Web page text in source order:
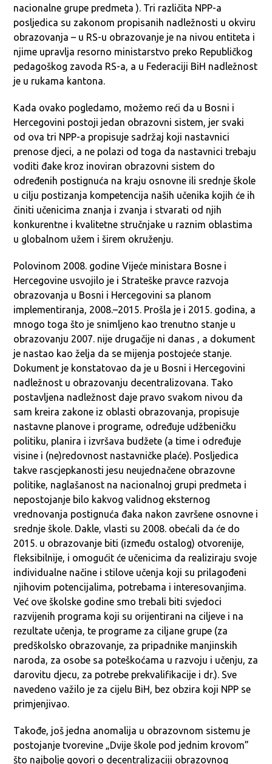
nacionalne grupe predmeta ). Tri različita NPP-a
posljedica su zakonom propisanih nadležnosti u okviru
obrazovanja – u RS-u obrazovanje je na nivou entiteta i
njime upravlja resorno ministarstvo preko Republičkog
pedagoškog zavoda RS-a, a u Federaciji BiH nadležnost
je u rukama kantona.
Kada ovako pogledamo, možemo reći da u Bosni i
Hercegovini postoji jedan obrazovni sistem, jer svaki
od ova tri NPP-a propisuje sadržaj koji nastavnici
prenose djeci, a ne polazi od toga da nastavnici trebaju
voditi đake kroz inoviran obrazovni sistem do
određenih postignuća na kraju osnovne ili srednje škole
u cilju postizanja kompetencija naših učenika kojih će ih
činiti učenicima znanja i zvanja i stvarati od njih
konkurentne i kvalitetne stručnjake u raznim oblastima
u globalnom užem i širem okruženju.
Polovinom 2008. godine Vijeće ministara Bosne i
Hercegovine usvojilo je i Strateške pravce razvoja
obrazovanja u Bosni i Hercegovini sa planom
implementiranja, 2008.–2015. Prošla je i 2015. godina, a
mnogo toga što je snimljeno kao trenutno stanje u
obrazovanju 2007. nije drugačije ni danas , a dokument
je nastao kao želja da se mijenja postojeće stanje.
Dokument je konstatovao da je u Bosni i Hercegovini
nadležnost u obrazovanju decentralizovana. Tako
postavljena nadležnost daje pravo svakom nivou da
sam kreira zakone iz oblasti obrazovanja, propisuje
nastavne planove i programe, određuje udžbeničku
politiku, planira i izvršava budžete (a time i određuje
visine i (ne)redovnost nastavničke plaće). Posljedica
takve rascjepkanosti jesu neujednačene obrazovne
politike, naglašanost na nacionalnoj grupi predmeta i
nepostojanje bilo kakvog validnog eksternog
vrednovanja postignuća đaka nakon završene osnovne i
srednje škole. Dakle, vlasti su 2008. obećali da će do
2015. u obrazovanje biti (između ostalog) otvorenije,
fleksibilnije, i omogućit će učenicima da realiziraju svoje
individualne načine i stilove učenja koji su prilagođeni
njihovim potencijalima, potrebama i interesovanjima.
Već ove školske godine smo trebali biti svjedoci
razvijenih programa koji su orijentirani na ciljeve i na
rezultate učenja, te programe za ciljane grupe (za
predškolsko obrazovanje, za pripadnike manjinskih
naroda, za osobe sa poteškoćama u razvoju i učenju, za
darovitu djecu, za potrebe prekvalifikacije i dr.). Sve
navedeno važilo je za cijelu BiH, bez obzira koji NPP se
primjenjivao.
Takođe, još jedna anomalija u obrazovnom sistemu je
postojanje tvorevine „Dvije škole pod jednim krovom”
što najbolje govori o decentralizaciji obrazovnog